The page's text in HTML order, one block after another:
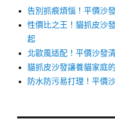
告別抓痕煩惱！平價沙
性價比之王！貓抓皮沙
起
北歐風适配！平價沙發
貓抓皮沙發讓養貓家庭
防水防污易打理！平價